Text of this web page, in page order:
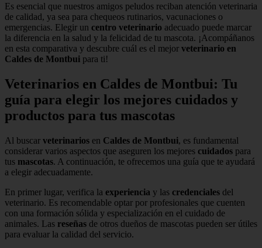
Es esencial que nuestros amigos peludos reciban atención veterinaria
de calidad, ya sea para chequeos rutinarios, vacunaciones o
emergencias. Elegir un centro veterinario adecuado puede marcar
la diferencia en la salud y la felicidad de tu mascota. ¡Acompáñanos
en esta comparativa y descubre cuál es el mejor veterinario en
Caldes de Montbui para ti!
Veterinarios en Caldes de Montbui: Tu
guía para elegir los mejores cuidados y
productos para tus mascotas
Al buscar veterinarios en Caldes de Montbui, es fundamental
considerar varios aspectos que aseguren los mejores cuidados para
tus mascotas. A continuación, te ofrecemos una guía que te ayudará
a elegir adecuadamente.
En primer lugar, verifica la experiencia y las credenciales del
veterinario. Es recomendable optar por profesionales que cuenten
con una formación sólida y especialización en el cuidado de
animales. Las reseñas de otros dueños de mascotas pueden ser útiles
para evaluar la calidad del servicio.